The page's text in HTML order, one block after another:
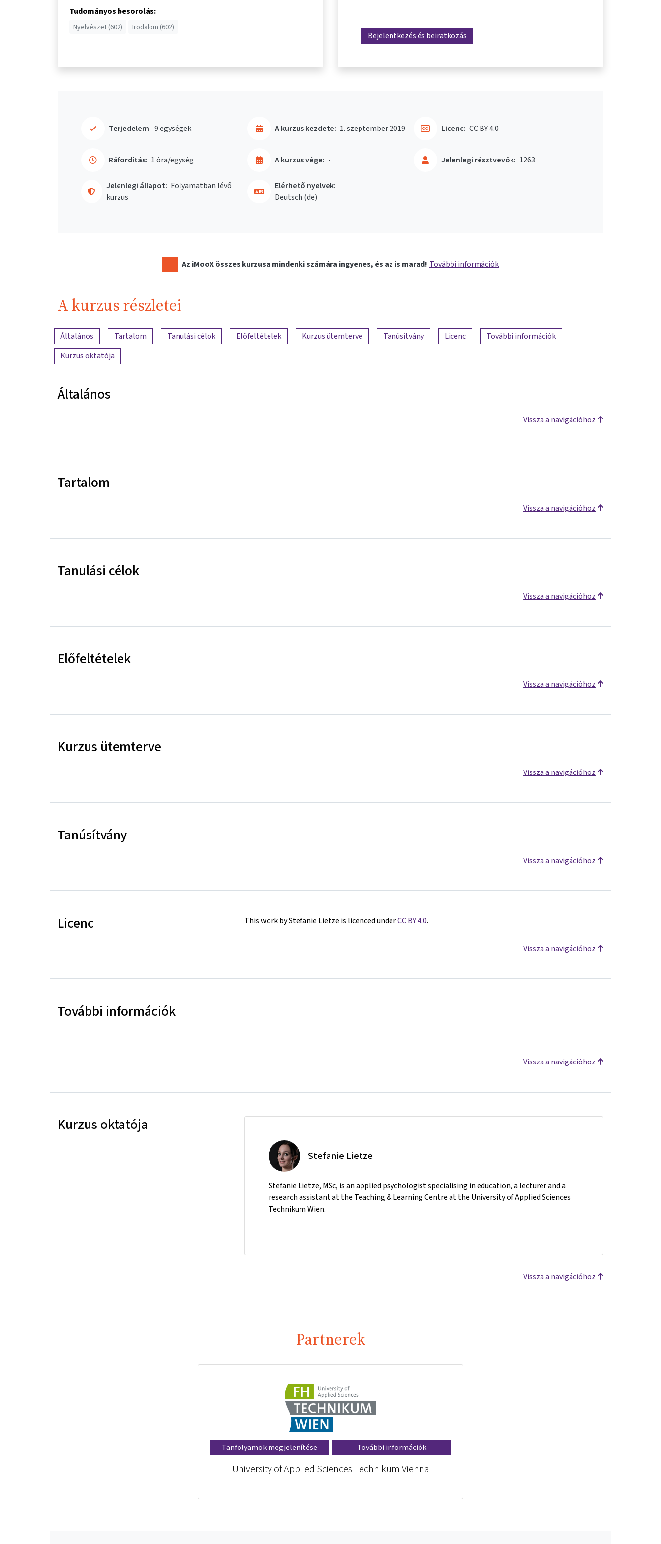
Tudományos besorolás:
Nyelvészet (602) Irodalom (602)
Bejelentkezés és beiratkozás
Terjedelem: 9 egységek
Ráfordítás: 1 óra/egység
A kurzus kezdete: 1. szeptember 2019
A kurzus vége: -
Jelenlegi állapot: Folyamatban lévő
kurzus
Jelenlegi résztvevők: 1263
Licenc: CC BY 4.0
Elérhető nyelvek:
Deutsch ‎(de)‎
Az iMooX összes kurzusa mindenki számára ingyenes, és az is marad! További információk
A kurzus részletei
A tartalom áttekintése
Általános Tartalom Tanulási célok Előfeltételek Kurzus ütemterve Tanúsítvány Licenc
További információk
Kurzus oktatója
Általános
Vissza a navigációhoz
Tartalom
Vissza a navigációhoz
Tanulási célok
Vissza a navigációhoz
Előfeltételek
Vissza a navigációhoz
Kurzus ütemterve
Vissza a navigációhoz
Tanúsítvány
Vissza a navigációhoz
Licenc This work by Stefanie Lietze is licenced underCC BY 4.0.
Vissza a navigációhoz
További információk
Vissza a navigációhoz
Kurzus oktatója
Stefanie Lietze
Stefanie Lietze, MSc, is an applied psychologist specialising in education, a lecturer and a
research assistant at the Teaching & Learning Centre at the University of Applied Sciences
Technikum Wien.
Vissza a navigációhoz
Partnerek
Tanfolyamok megjelenítése További információk
University of Applied Sciences Technikum Vienna